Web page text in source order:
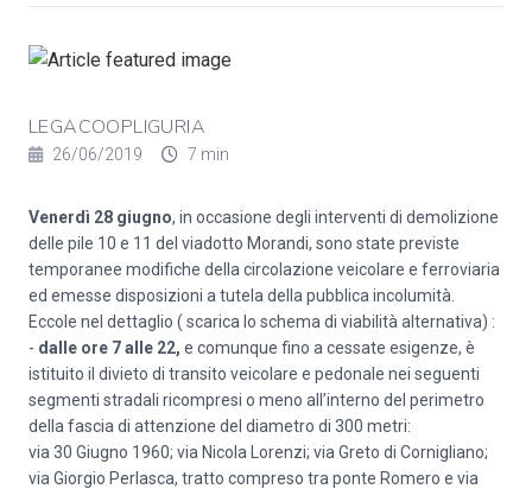
LEGACOOPLIGURIA
26/06/2019 7 min
Venerdì 28 giugno, in occasione degli interventi di demolizione
delle pile 10 e 11 del viadotto Morandi, sono state previste
temporanee modifiche della circolazione veicolare e ferroviaria
ed emesse disposizioni a tutela della pubblica incolumità.
Eccole nel dettaglio ( scarica lo schema di viabilità alternativa) :
- dalle ore 7 alle 22, e comunque fino a cessate esigenze, è
istituito il divieto di transito veicolare e pedonale nei seguenti
segmenti stradali ricompresi o meno all’interno del perimetro
della fascia di attenzione del diametro di 300 metri:
via 30 Giugno 1960; via Nicola Lorenzi; via Greto di Cornigliano;
via Giorgio Perlasca, tratto compreso tra ponte Romero e via